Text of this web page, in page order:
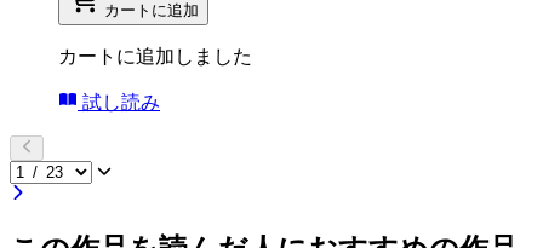
カートに追加
カートに追加しました
試し読み